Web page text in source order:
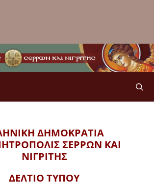
ΔΗΜΟΚΡΑΤΙΑ
ΣΕΡΡΩΝ ΚΑΙ
ΝΙΓΡΙΤΗΣ
ΔΕΛΤΙΟ ΤΥΠΟΥ